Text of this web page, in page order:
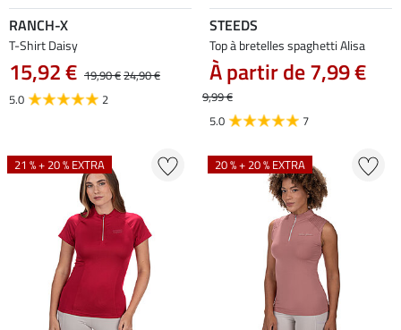
RANCH-X
T-Shirt Daisy
15,92 € 19,90 €24,90 €
5.0
2
STEEDS
Top à bretelles spaghetti Alisa
À partir de 7,99 €
9,99 €
5.0
7
21 % + 20 % EXTRA 20 % + 20 % EXTRA